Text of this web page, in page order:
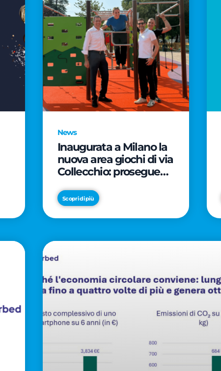
News
Inaugurata a Milano la
nuova area giochi di via
Collecchio: prosegue
SmartCityLife per gli
spazi pubblici del
Municipio 8
Scopri di più